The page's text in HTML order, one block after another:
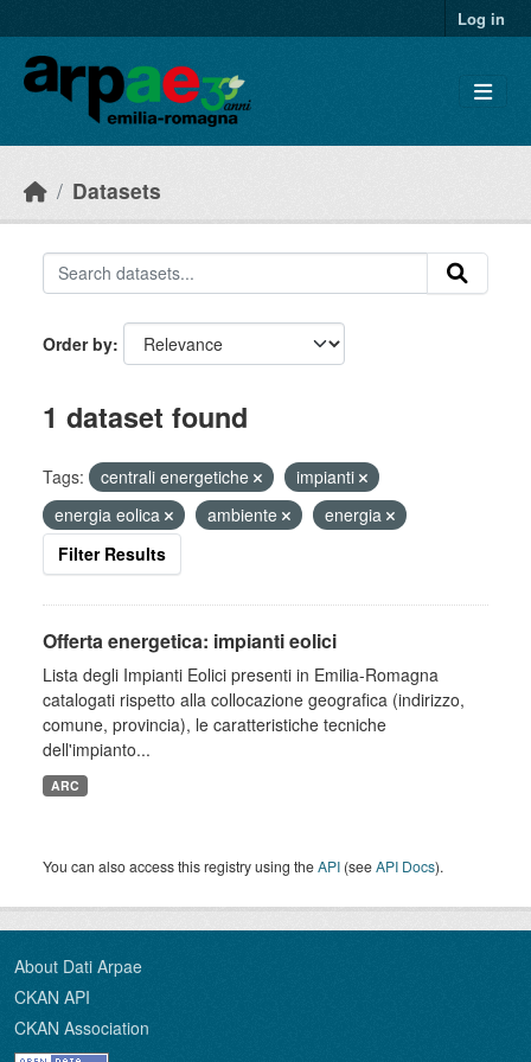
Log in
Datasets
Order by
1 dataset found
Tags: centrali energetiche
impianti
energia eolica
ambiente
energia
Filter Results
Offerta energetica: impianti eolici
Lista degli Impianti Eolici presenti in Emilia-Romagna
catalogati rispetto alla collocazione geografica (indirizzo,
comune, provincia), le caratteristiche tecniche
dell'impianto...
ARC
You can also access this registry using theAPI (seeAPI Docs).
About Dati Arpae
CKAN API
CKAN Association